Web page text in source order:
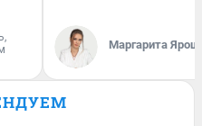
Маргарита